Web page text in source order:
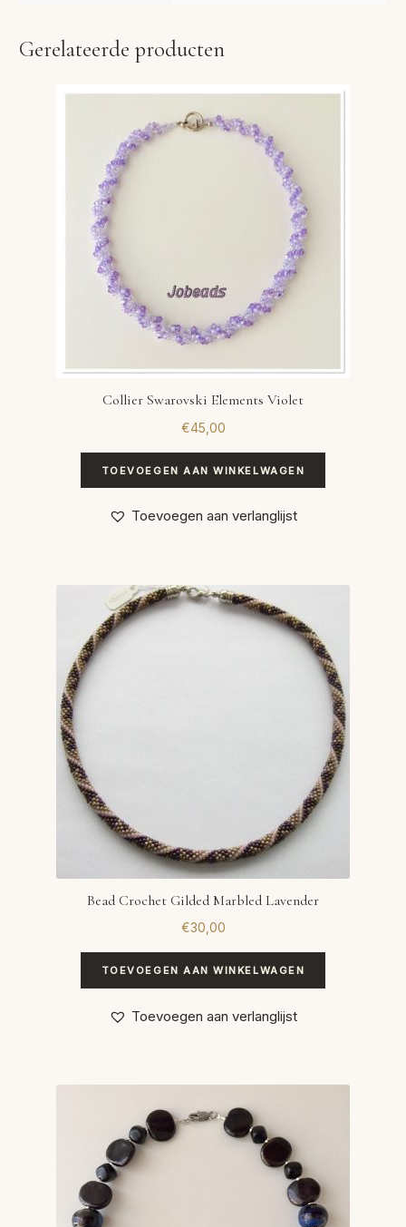
Gerelateerde producten
Collier Swarovski Elements Violet
€45,00
TOEVOEGEN AAN WINKELWAGEN
Toevoegen aan verlanglijst
Bead Crochet Gilded Marbled Lavender
€30,00
TOEVOEGEN AAN WINKELWAGEN
Toevoegen aan verlanglijst